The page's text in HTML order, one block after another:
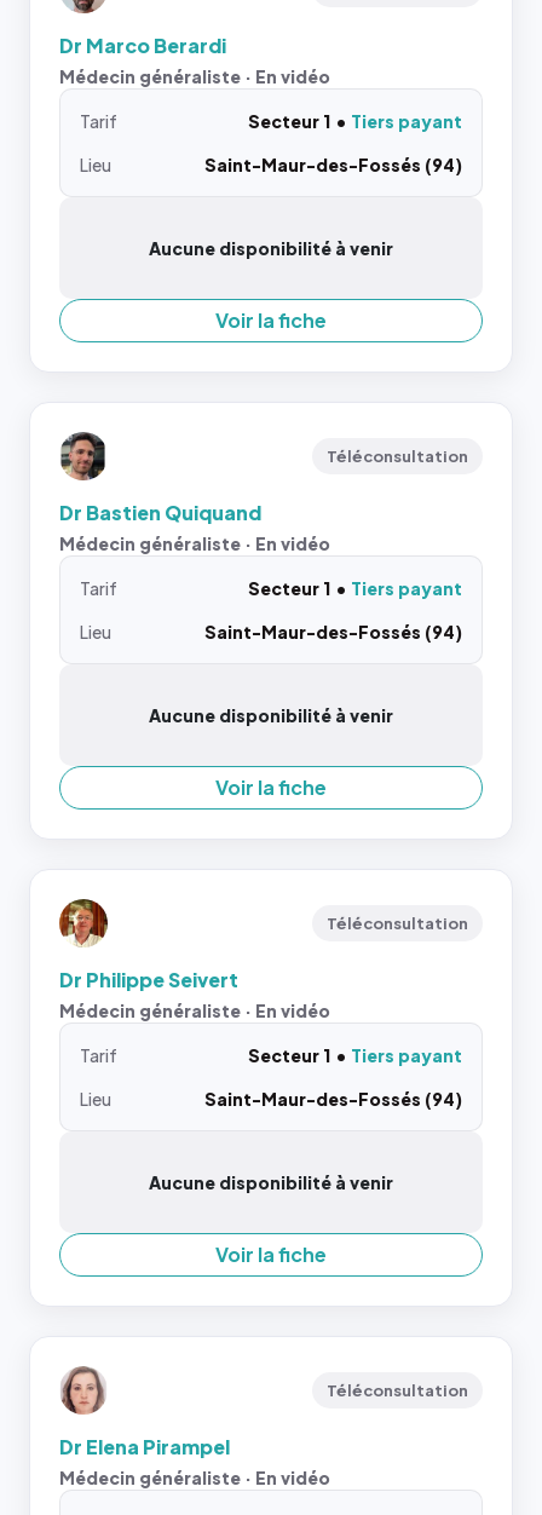
Dr Marco Berardi
Médecin généraliste · En vidéo
Tarif Secteur 1
Tiers payant
Lieu
Saint-Maur-des-Fossés (94)
Aucune disponibilité à venir
Voir la fiche
Téléconsultation
Dr Bastien Quiquand
Médecin généraliste · En vidéo
Tarif Secteur 1
Tiers payant
Lieu
Saint-Maur-des-Fossés (94)
Aucune disponibilité à venir
Voir la fiche
Téléconsultation
Dr Philippe Seivert
Médecin généraliste · En vidéo
Tarif Secteur 1
Tiers payant
Lieu
Saint-Maur-des-Fossés (94)
Aucune disponibilité à venir
Voir la fiche
Téléconsultation
Dr Elena Pirampel
Médecin généraliste · En vidéo